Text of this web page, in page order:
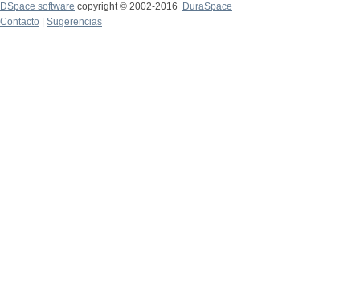
DSpace software copyright © 2002-2016
DuraSpace
Contacto
Sugerencias